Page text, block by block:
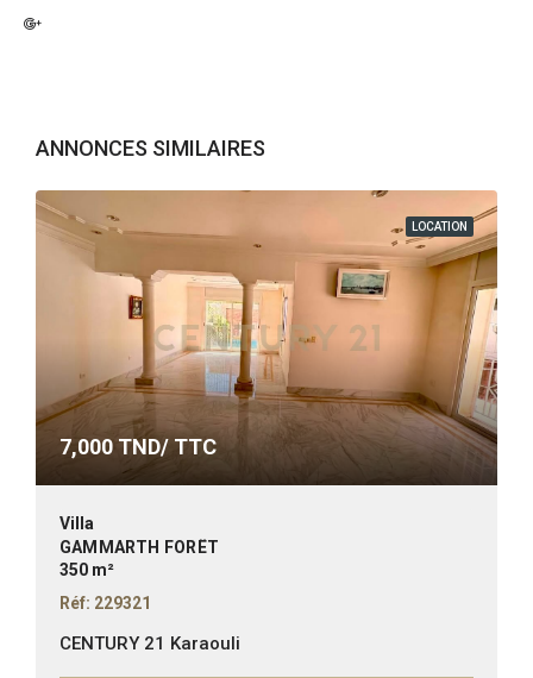
ANNONCES SIMILAIRES
LOCATION
7,000 TND/ TTC
Villa
GAMMARTH FORÊT
350 m²
Réf: 229321
CENTURY 21 Karaouli